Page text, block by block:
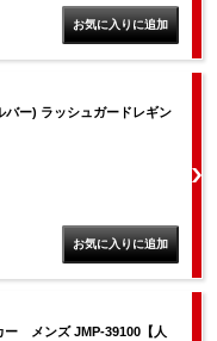
バー) ラッシュガードレギン
ー メンズ JMP-39100【人